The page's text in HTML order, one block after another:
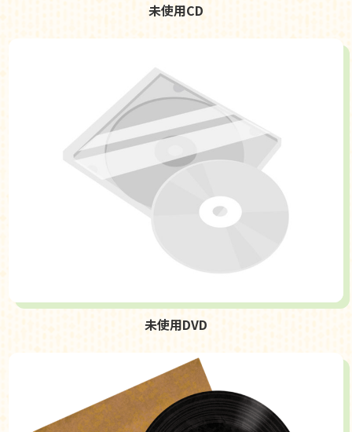
未使用CD
未使用DVD